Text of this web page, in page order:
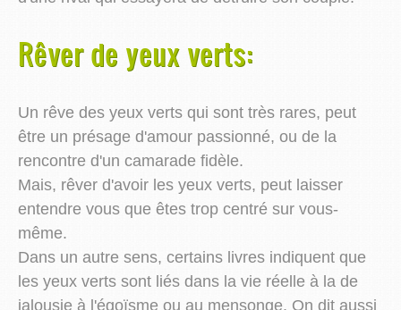
Rêver de yeux verts:
Un rêve des yeux verts qui sont très rares, peut
être un présage d'amour passionné, ou de la
rencontre d'un camarade fidèle.
Mais, rêver d'avoir les yeux verts, peut laisser
entendre vous que êtes trop centré sur vous-
même.
Dans un autre sens, certains livres indiquent que
les yeux verts sont liés dans la vie réelle à la de
jalousie à l'égoïsme ou au mensonge. On dit aussi